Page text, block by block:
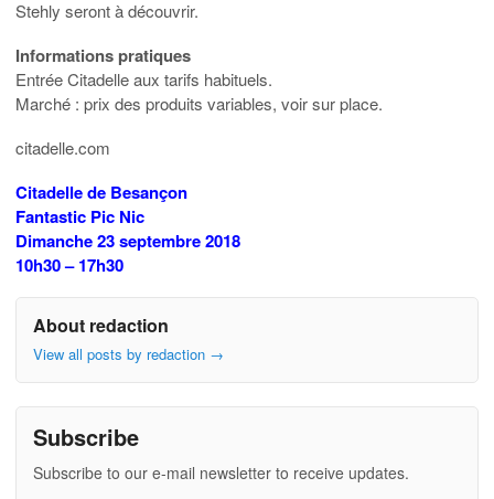
Stehly seront à découvrir.
Informations pratiques
Entrée Citadelle aux tarifs habituels.
Marché : prix des produits variables, voir sur place.
citadelle.com
Citadelle de Besançon
Fantastic Pic Nic
Dimanche 23 septembre 2018
10h30 – 17h30
About redaction
View all posts by redaction →
Subscribe
Subscribe to our e-mail newsletter to receive updates.